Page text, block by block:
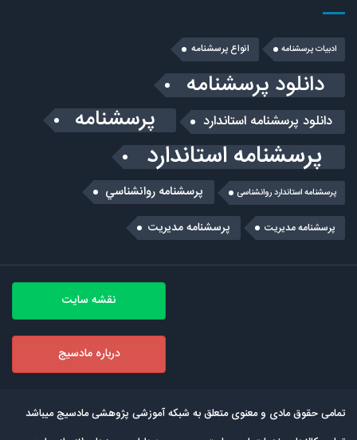
ادبیات پرسشنامه انواع پرسشنامه
دانلود پرسشنامه
دانلود پرسشنامه استاندارد پرسشنامه
پرسشنامه استاندارد
پرسشنامه استاندارد روانشناسی پرسشنامه روانشناسي
پرسشنامه مديريت پرسشنامه مدیریت
نقشه سایت
درباره مادسیج
تمامی حقوق مادی و معنوی متعلق به شبکه آموزشی پژوهشی مادسیج میباشد